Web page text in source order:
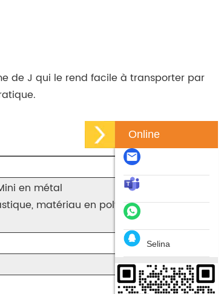
de J qui le rend facile à transporter par
en métal
matériau en polyester avec motifs
Online
Selina